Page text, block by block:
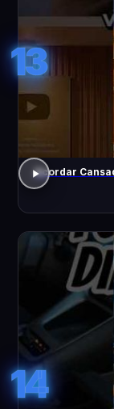
13
Acordar
14